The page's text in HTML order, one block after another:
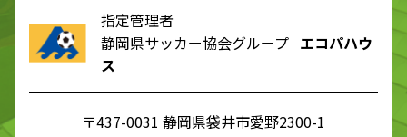
指定管理者
静岡県サッカー協会グループ エコパハウ
ス
〒437-0031 静岡県袋井市愛野2300-1